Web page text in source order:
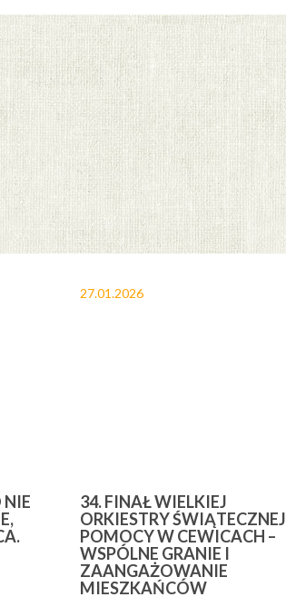
NIE
27.01.2026
34. FINAŁ WIELKIEJ
ORKIESTRY ŚWIĄTECZNEJ
POMOCY W CEWICACH –
WSPÓLNE GRANIE I
ZAANGAŻOWANIE
MIESZKAŃCÓW